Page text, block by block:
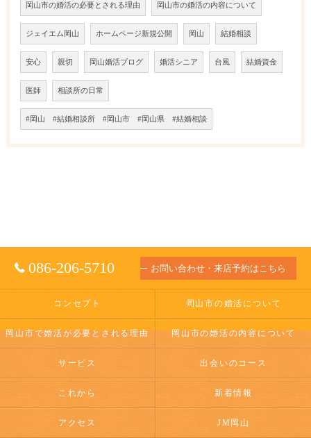
岡山市の婚活の必要とされる理由 岡山市の婚活の内容について
ジェイエム岡山 ホームページ新規公開 岡山 結婚相談
安心 親切 岡山婚活ブログ 婚活シニア 台風 結婚資金
医師 相談所の日常
#岡山 #結婚相談所 #岡山市 #岡山県 #結婚相談
086-206-5710 お問い合わせ・来店予約はこちら
コンセプト 岡山市の婚活について
岡山市で婚活が必要とされる理由 岡山市の婚活の内容について
サービス 出会いのコース
これから 新着情報
アクセス JM岡山